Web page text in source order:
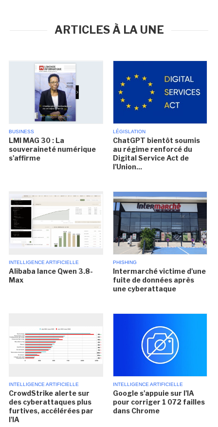
ARTICLES À LA UNE
BUSINESS
LMI MAG 30 : La
souveraineté numérique
s'affirme
LÉGISLATION
ChatGPT bientôt soumis
au régime renforcé du
Digital Service Act de
l'Union...
INTELLIGENCE ARTIFICIELLE
Alibaba lance Qwen 3.8-
Max
PHISHING
Intermarché victime d'une
fuite de données après
une cyberattaque
INTELLIGENCE ARTIFICIELLE
CrowdStrike alerte sur
des cyberattaques plus
furtives, accélérées par
l'IA
INTELLIGENCE ARTIFICIELLE
Google s'appuie sur l'IA
pour corriger 1 072 failles
dans Chrome